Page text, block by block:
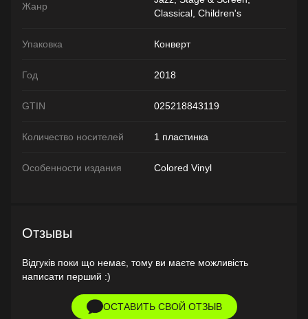
Жанр
Classical, Children's
Упаковка Конверт
Год 2018
GTIN 025218843119
Количество носителей 1 пластинка
Особенности издания Colored Vinyl
Отзывы
Відгуків поки що немає, тому ви маєте можливість
написати перший :)
ОСТАВИТЬ СВОЙ ОТЗЫВ